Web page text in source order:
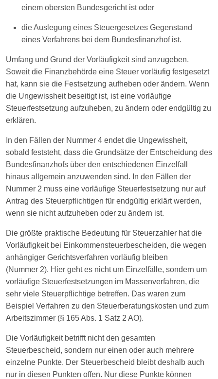
einem obersten Bundesgericht ist oder
die Auslegung eines Steuergesetzes Gegenstand
eines Verfahrens bei dem Bundesfinanzhof ist.
Umfang und Grund der Vorläufigkeit sind anzugeben.
Soweit die Finanzbehörde eine Steuer vorläufig festgesetzt
hat, kann sie die Festsetzung aufheben oder ändern. Wenn
die Ungewissheit beseitigt ist, ist eine vorläufige
Steuerfestsetzung aufzuheben, zu ändern oder endgültig zu
erklären.
In den Fällen der Nummer 4 endet die Ungewissheit,
sobald feststeht, dass die Grundsätze der Entscheidung des
Bundesfinanzhofs über den entschiedenen Einzelfall
hinaus allgemein anzuwenden sind. In den Fällen der
Nummer 2 muss eine vorläufige Steuerfestsetzung nur auf
Antrag des Steuerpflichtigen für endgültig erklärt werden,
wenn sie nicht aufzuheben oder zu ändern ist.
Die größte praktische Bedeutung für Steuerzahler hat die
Vorläufigkeit bei Einkommensteuerbescheiden, die wegen
anhängiger Gerichtsverfahren vorläufig bleiben
(Nummer 2). Hier geht es nicht um Einzelfälle, sondern um
vorläufige Steuerfestsetzungen im Massenverfahren, die
sehr viele Steuerpflichtige betreffen. Das waren zum
Beispiel Verfahren zu den Steuerberatungskosten und zum
Arbeitszimmer (§ 165 Abs. 1 Satz 2 AO).
Die Vorläufigkeit betrifft nicht den gesamten
Steuerbescheid, sondern nur einen oder auch mehrere
einzelne Punkte. Der Steuerbescheid bleibt deshalb auch
nur in diesen Punkten offen. Nur diese Punkte können